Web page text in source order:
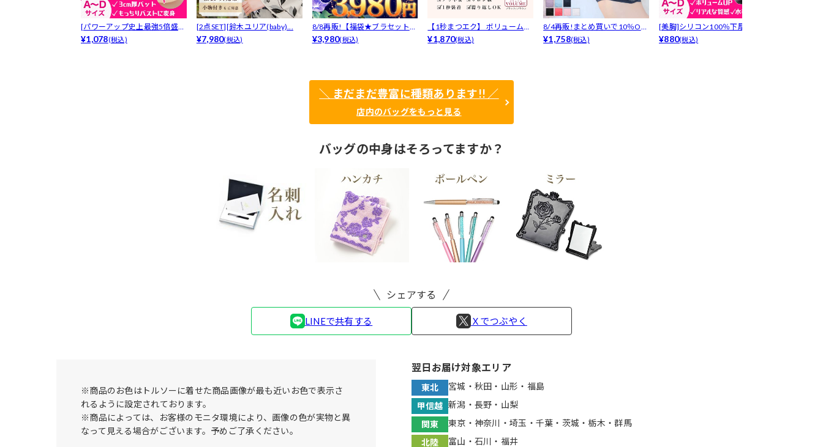
[パワーアップ史上最強5倍盛り
アップも...
¥1,078(税込)
[2点SET][鈴木ユリア(baby)...
¥7,980(税込)
8/8再販!【福袋★ブラセット3
点入】...
¥3,980(税込)
【1秒まつエク】 ボリュームタ
イプ ブ...
¥1,870(税込)
8/4再販!まとめ買いで10％OF
F！...
¥1,758(税込)
[美胸]シリコン100％下厚プッ
シュア...
¥880(税込)
＼ まだまだ豊富に種類あります!! ／
店内のバッグをもっと見る
バッグの中身はそろってますか？
シェアする
LINEで共有する Ｘでつぶやく
※商品のお色はトルソーに着せた商品画像が最も近いお色で表示さ
れるように設定されております。
※商品によっては、お客様のモニタ環境により、画像の色が実物と異
なって見える場合がございます。予めご了承ください。
翌日お届け対象エリア
東北
宮城・秋田・山形・福島
甲信越 新潟・長野・山梨
関東
東京・神奈川・埼玉・千葉・茨城・栃木・群馬
北陸
富山・石川・福井